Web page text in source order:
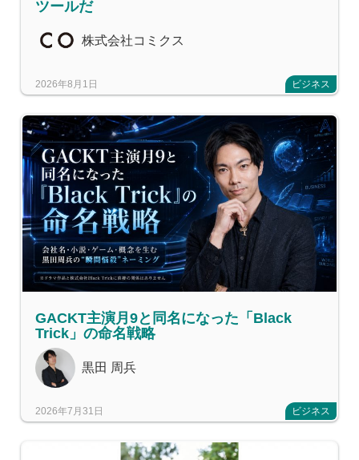
ツールだ
株式会社コミクス
2026年8月1日 ビジネス
GACKT主演月9と同名になった「Black
Trick」の命名戦略
黒田 周兵
2026年7月31日 ビジネス